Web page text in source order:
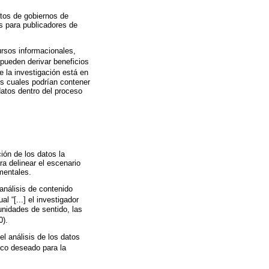
de gobiernos de
para publicadores de
informacionales,
derivar beneficios
la investigación está en
cuales podrían contener
dentro del proceso
de los datos la
delinear el escenario
de contenido
“[...] el investigador
de sentido, las
análisis de los datos
deseado para la